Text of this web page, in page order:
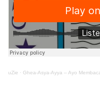
uZie · Ghea-Asya-Ayya – Ayo